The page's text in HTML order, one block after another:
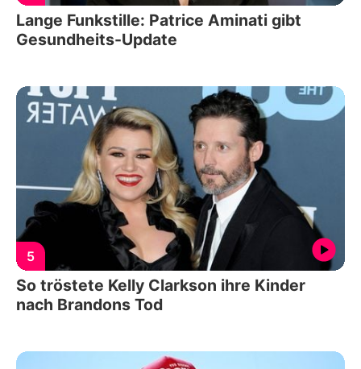
Lange Funkstille: Patrice Aminati gibt
Gesundheits-Update
5
So tröstete Kelly Clarkson ihre Kinder
nach Brandons Tod